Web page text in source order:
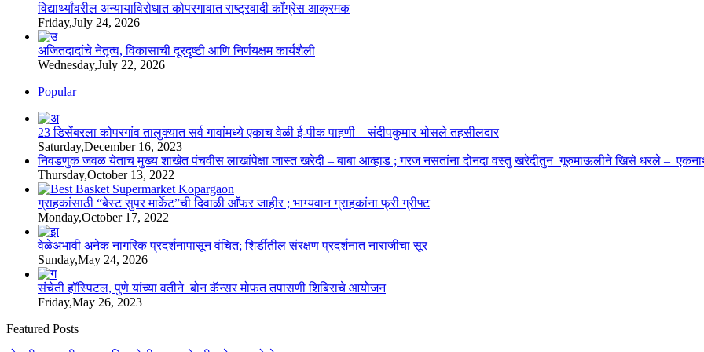
विद्यार्थ्यांवरील अन्यायाविरोधात कोपरगावात राष्ट्रवादी काँग्रेस आक्रमक
Friday,July 24, 2026
अजितदादांचे नेतृत्व, विकासाची दूरदृष्टी आणि निर्णयक्षम कार्यशैली
Wednesday,July 22, 2026
Popular
23 डिसेंबरला कोपरगांव तालुक्‍यात सर्व गावांमध्ये एकाच वेळी ई-पीक पाहणी – संदीपकुमार भोसले तहसीलदार
Saturday,December 16, 2023
निवडणुक जवळ येताच मुख्य शाखेत पंचवीस लाखांपेक्षा जास्त खरेदी – बाबा आव्हाड ; गरज नसतांना दोनदा वस्तु खरेदीतुन गूरुमाऊलीने खिसे धरले –
Thursday,October 13, 2022
ग्राहकांसाठी “बेस्ट सुपर मार्केट”ची दिवाळी आॕफर जाहीर ; भाग्यवान ग्राहकांना फ्री ग्रीफ्ट
Monday,October 17, 2022
वेळेअभावी अनेक नागरिक प्रदर्शनापासून वंचित; शिर्डीतील संरक्षण प्रदर्शनात नाराजीचा सूर
Sunday,May 24, 2026
संचेती हॉस्पिटल, पुणे यांच्या वतीने बोन कॅन्सर मोफत तपासणी शिबिराचे आयोजन
Friday,May 26, 2023
Featured Posts